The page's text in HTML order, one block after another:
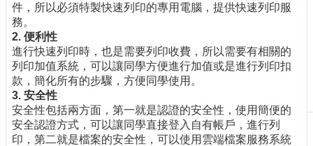
出
版
刊
物
校
務
服
務
件，所以必須特製快速列印的專用電腦，提供快速列印服
務。
2. 便利性
進行快速列印時，也是需要列印收費，所以需要有相關的
列印加值系統，可以讓同學方便進行加值或是進行列印扣
款，簡化所有的步驟，方便同學使用。
3. 安全性
安全性包括兩方面，第一就是認證的安全性，使用簡便的
安全認證方式，可以讓同學直接登入自有帳戶，進行列
印，第二就是檔案的安全性，可以使用雲端檔案服務系統